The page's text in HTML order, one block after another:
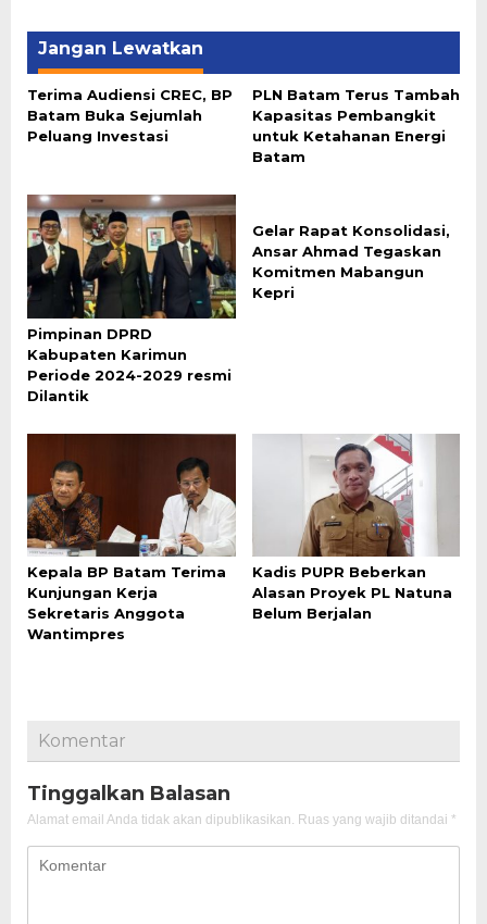
Jangan Lewatkan
Terima Audiensi CREC, BP
Batam Buka Sejumlah
Peluang Investasi
PLN Batam Terus Tambah
Kapasitas Pembangkit
untuk Ketahanan Energi
Batam
Pimpinan DPRD
Kabupaten Karimun
Periode 2024-2029 resmi
Dilantik
Gelar Rapat Konsolidasi,
Ansar Ahmad Tegaskan
Komitmen Mabangun
Kepri
Kepala BP Batam Terima
Kunjungan Kerja
Sekretaris Anggota
Wantimpres
Kadis PUPR Beberkan
Alasan Proyek PL Natuna
Belum Berjalan
Komentar
Tinggalkan Balasan
Alamat email Anda tidak akan dipublikasikan. Ruas yang wajib ditandai *